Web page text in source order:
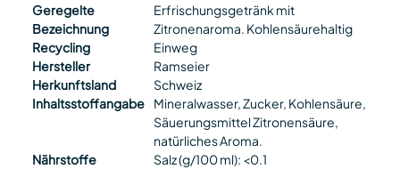
Geregelte
Bezeichnung
Erfrischungsgetränk mit
Zitronenaroma. Kohlensäurehaltig
Recycling
Einweg
Hersteller
Ramseier
Herkunftsland
Schweiz
Inhaltsstoffangabe
Mineralwasser, Zucker, Kohlensäure,
Säuerungsmittel Zitronensäure,
natürliches Aroma.
Nährstoffe
Salz (g/100 ml): <0.1